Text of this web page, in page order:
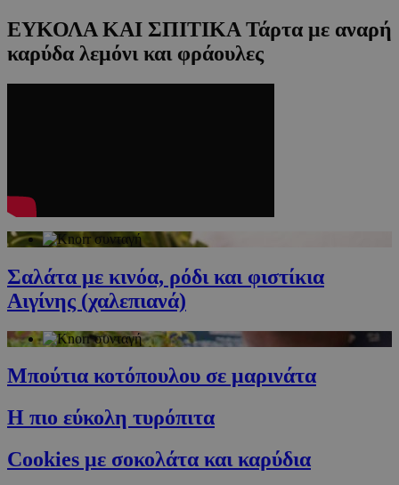
ΕΥΚΟΛΑ ΚΑΙ ΣΠΙΤΙΚΑ Τάρτα με αναρή
καρύδα λεμόνι και φράουλες
Σαλάτα με κινόα, ρόδι και φιστίκια
Αιγίνης (χαλεπιανά)
Μπούτια κοτόπουλου σε μαρινάτα
Η πιο εύκολη τυρόπιτα
Cookies με σοκολάτα και καρύδια